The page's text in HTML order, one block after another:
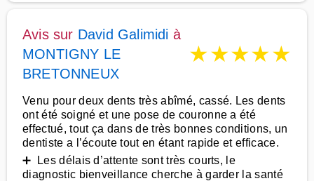
Avis sur David Galimidi à
MONTIGNY LE
BRETONNEUX
★★★★★
Venu pour deux dents très abîmé, cassé. Les dents
ont été soigné et une pose de couronne a été
effectué, tout ça dans de très bonnes conditions, un
dentiste a l’écoute tout en étant rapide et efficace.
➕ Les délais d’attente sont très courts, le
diagnostic bienveillance cherche à garder la santé